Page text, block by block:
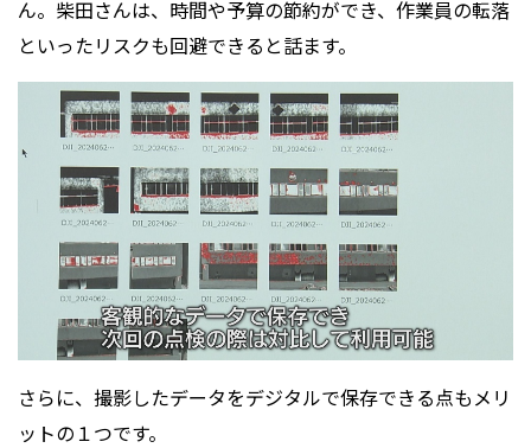
ん。柴田さんは、時間や予算の節約ができ、作業員の転落
といったリスクも回避できると話ます。
さらに、撮影したデータをデジタルで保存できる点もメリ
ットの１つです。